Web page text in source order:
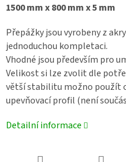
1500 mm x 800 mm x 5 mm
Přepážky jsou vyrobeny z
jednoduchou kompletaci.
Vhodné jsou především pro
Velikost si lze zvolit dle
větší stabilitu možno použít
upevňovací profil (není
Detailní informace